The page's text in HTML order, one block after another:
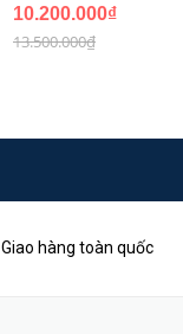
10.200.000₫
13.500.000₫
Giao hàng toàn quốc